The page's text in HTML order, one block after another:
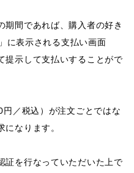
期間であれば、購入者の好き
に表示される支払い画面
提示して支払いすることがで
／税込）が注文ごとではな
になります。
証を行なっていただいた上で